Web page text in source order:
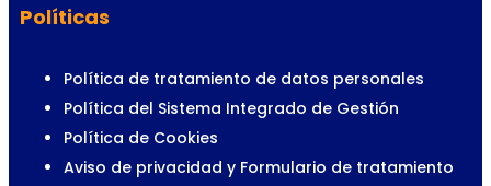
Políticas
Política de tratamiento de datos personales
Política del Sistema Integrado de Gestión
Política de Cookies
Aviso de privacidad y Formulario de tratamiento